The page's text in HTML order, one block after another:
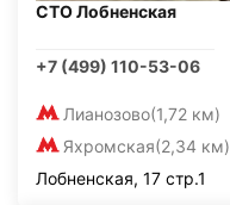
СТО Лобненская
+7 (499) 110-53-06
Лианозово(1,72 км)
Яхромская(2,34 км)
Лобненская, 17 стр.1